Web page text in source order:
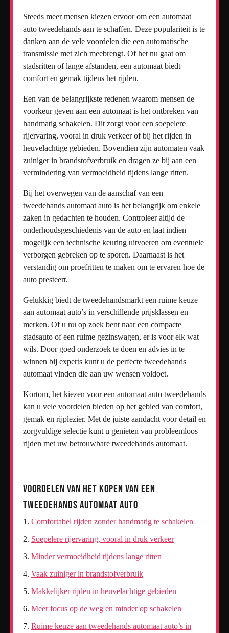
Steeds meer mensen kiezen ervoor om een automaat
auto tweedehands aan te schaffen. Deze populariteit is te
danken aan de vele voordelen die een automatische
transmissie met zich meebrengt. Of het nu gaat om
stadsritten of lange afstanden, een automaat biedt
comfort en gemak tijdens het rijden.
Een van de belangrijkste redenen waarom mensen de
voorkeur geven aan een automaat is het ontbreken van
handmatig schakelen. Dit zorgt voor een soepelere
rijervaring, vooral in druk verkeer of bij het rijden in
heuvelachtige gebieden. Bovendien zijn automaten vaak
zuiniger in brandstofverbruik en dragen ze bij aan een
vermindering van vermoeidheid tijdens lange ritten.
Bij het overwegen van de aanschaf van een
tweedehands automaat auto is het belangrijk om enkele
zaken in gedachten te houden. Controleer altijd de
onderhoudsgeschiedenis van de auto en laat indien
mogelijk een technische keuring uitvoeren om eventuele
verborgen gebreken op te sporen. Daarnaast is het
verstandig om proefritten te maken om te ervaren hoe de
auto presteert.
Gelukkig biedt de tweedehandsmarkt een ruime keuze
aan automaat auto’s in verschillende prijsklassen en
merken. Of u nu op zoek bent naar een compacte
stadsauto of een ruime gezinswagen, er is voor elk wat
wils. Door goed onderzoek te doen en advies in te
winnen bij experts kunt u de perfecte tweedehands
automaat vinden die aan uw wensen voldoet.
Kortom, het kiezen voor een automaat auto tweedehands
kan u vele voordelen bieden op het gebied van comfort,
gemak en rijplezier. Met de juiste aandacht voor detail en
zorgvuldige selectie kunt u genieten van probleemloos
rijden met uw betrouwbare tweedehands automaat.
Voordelen van het Kopen van een
Tweedehands Automaat Auto
Comfortabel rijden zonder handmatig te schakelen
Soepelere rijervaring, vooral in druk verkeer
Minder vermoeidheid tijdens lange ritten
Vaak zuiniger in brandstofverbruik
Makkelijker rijden in heuvelachtige gebieden
Meer focus op de weg en minder op schakelen
Ruime keuze aan tweedehands automaat auto’s in